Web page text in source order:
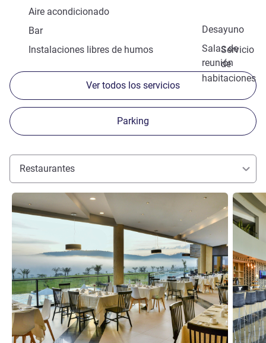
Aire acondicionado
Desayuno
Bar
Salas de
reunión
Instalaciones libres de humos
Servicio
de
habitaciones
Ver todos los servicios
Parking
Restaurantes
Más información Más